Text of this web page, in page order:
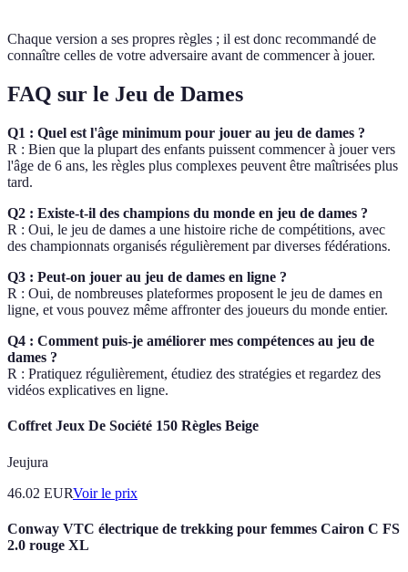
Chaque version a ses propres règles ; il est donc recommandé de
connaître celles de votre adversaire avant de commencer à jouer.
FAQ sur le Jeu de Dames
Q1 : Quel est l'âge minimum pour jouer au jeu de dames ?
R : Bien que la plupart des enfants puissent commencer à jouer vers
l'âge de 6 ans, les règles plus complexes peuvent être maîtrisées plus
tard.
Q2 : Existe-t-il des champions du monde en jeu de dames ?
R : Oui, le jeu de dames a une histoire riche de compétitions, avec
des championnats organisés régulièrement par diverses fédérations.
Q3 : Peut-on jouer au jeu de dames en ligne ?
R : Oui, de nombreuses plateformes proposent le jeu de dames en
ligne, et vous pouvez même affronter des joueurs du monde entier.
Q4 : Comment puis-je améliorer mes compétences au jeu de
dames ?
R : Pratiquez régulièrement, étudiez des stratégies et regardez des
vidéos explicatives en ligne.
Coffret Jeux De Société 150 Règles Beige
Jeujura
46.02 EURVoir le prix
Conway VTC électrique de trekking pour femmes Cairon C FS
2.0 rouge XL